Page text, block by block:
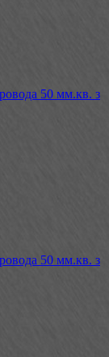
50 мм.кв. з
50 мм.кв. з